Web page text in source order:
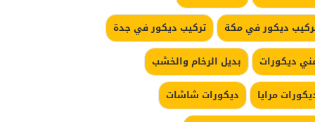
ديكور في مكة
تركيب ديكور في جدة
ديكورات
بديل الرخام والخشب
مرايا
ديكورات شاشات